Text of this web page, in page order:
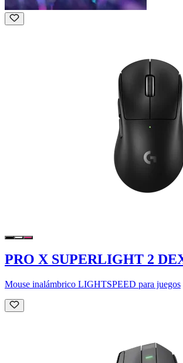
PRO X SUPERLIGHT 2
Mouse inalámbrico LIGHTSPEED para juegos